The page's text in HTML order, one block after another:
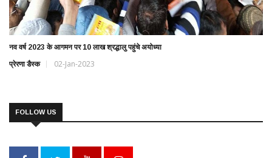
नव वर्ष 2023 के आगमन पर 10 लाख श्रद्धालु पहुंचे अयोध्या
प्रेरणा डैस्क 02-Jan-2023
FOLLOW US